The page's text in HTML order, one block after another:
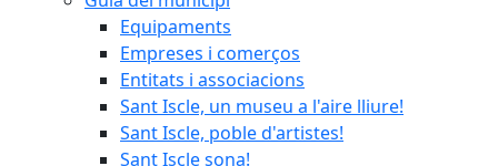
Equipaments
Empreses i comerços
Entitats i associacions
Sant Iscle, un museu a l'aire lliure!
Sant Iscle, poble d'artistes!
Sant Iscle sona!